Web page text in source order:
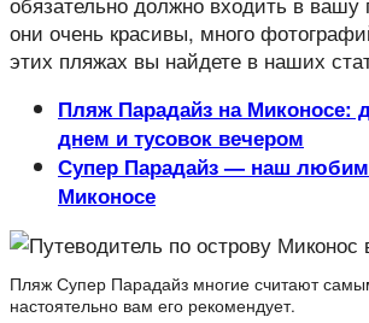
они очень красивы, много
этих пляжах вы найдете в наших
Пляж Парадайз на Миконосе:
днем и тусовок вечером
Супер Парадайз — наш
Миконосе
Пляж Супер Парадайз многие считают
настоятельно вам его рекомендует.